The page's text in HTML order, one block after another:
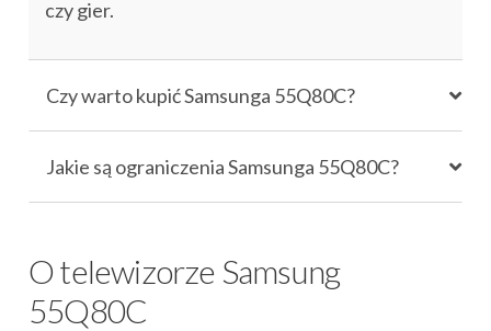
czy gier.
Czy warto kupić Samsunga 55Q80C?
Jakie są ograniczenia Samsunga 55Q80C?
O telewizorze Samsung
55Q80C